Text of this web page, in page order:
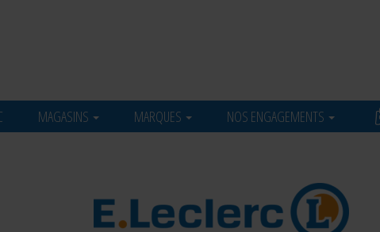
MAGASINS MARQUES NOS ENGAGEMENTS